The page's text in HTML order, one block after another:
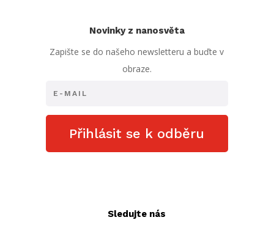
Novinky z nanosvěta
Zapište se do našeho newsletteru a buďte v
obraze.
Přihlásit se k odběru
Sledujte nás